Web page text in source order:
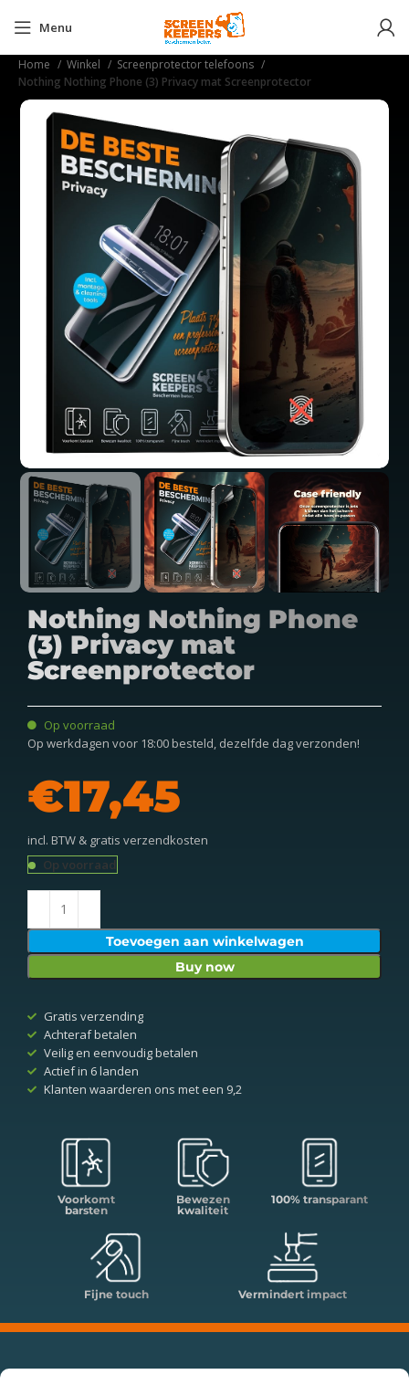
Menu
Home Winkel
Screenprotector telefoons
Nothing Nothing Phone (3) Privacy mat Screenprotector
Nothing Nothing Phone
(3) Privacy mat
Screenprotector
Op voorraad
Op werkdagen voor 18:00 besteld, dezelfde dag verzonden!
€
incl. BTW & gratis verzendkosten
Op voorraad
Toevoegen aan winkelwagen
Buy now
Gratis verzending
Achteraf betalen
Veilig en eenvoudig betalen
Actief in 6 landen
Klanten waarderen ons met een 9,2
Voorkomt
barsten
Bewezen
kwaliteit
100% transparant
Fijne touch Vermindert impact